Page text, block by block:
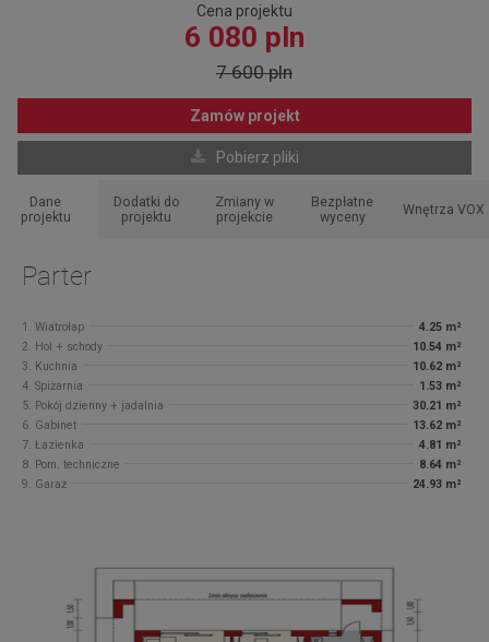
Cena projektu
6 080 pln
7 600 pln
Zamów projekt
Pobierz pliki
Dane
projektu
Dodatki do
projektu
Zmiany w
projekcie
Bezpłatne
wyceny
Wnętrza VOX
Parter
1. Wiatrołap
4.25 m²
2. Hol + schody
10.54 m²
3. Kuchnia
10.62 m²
4. Spiżarnia
1.53 m²
5. Pokój dzienny + jadalnia
30.21 m²
6. Gabinet
13.62 m²
7. Łazienka
4.81 m²
8. Pom. techniczne
8.64 m²
9. Garaż
24.93 m²